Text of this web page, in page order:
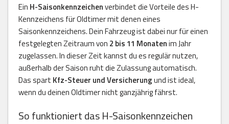
Ein H-Saisonkennzeichenverbindet die Vorteile des H-
Kennzeichens für Oldtimer mit denen eines
Saisonkennzeichens. Dein Fahrzeug ist dabei nur für einen
festgelegten Zeitraum von 2 bis 11 Monatenim Jahr
zugelassen. In dieser Zeit kannst du es regulär nutzen,
außerhalb der Saison ruht die Zulassung automatisch.
Das spart Kfz-Steuer und Versicherungund ist ideal,
wenn du deinen Oldtimer nicht ganzjährig fährst.
So funktioniert das H-Saisonkennzeichen